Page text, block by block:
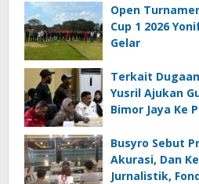
Mal
Open
Cup 1 2026
Gelar
Terkait
Yusril Ajukan
Bimor Jaya Ke
Busyro Sebut
Akurasi, Dan
Jurnalistik, Fondasi Utama Bangun